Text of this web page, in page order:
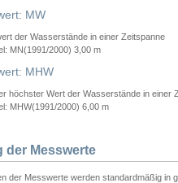
MW
der Wasserstände in einer Zeitspanne
MN(1991/2000) 3,00 m
MHW
höchster Wert der Wasserstände in einer
MHW(1991/2000) 6,00 m
der Messwerte
der Messwerte werden standardmäßig in